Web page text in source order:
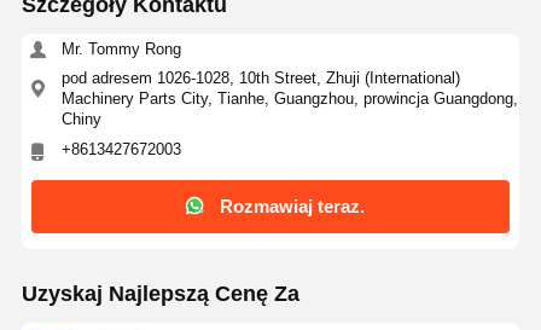
Mr. Tommy Rong
pod adresem 1026-1028, 10th Street, Zhuji (International)
Machinery Parts City, Tianhe, Guangzhou, prowincja Guangdong,
Chiny
+8613427672003
Rozmawiaj teraz.
Uzyskaj Najlepszą Cenę Za